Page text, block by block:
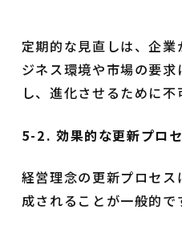
定期的な見直しは、企
ジネス環境や市場の要
し、進化させるために不
5-2. 効果的な更新プロ
経営理念の更新プロセ
成されることが一般的で